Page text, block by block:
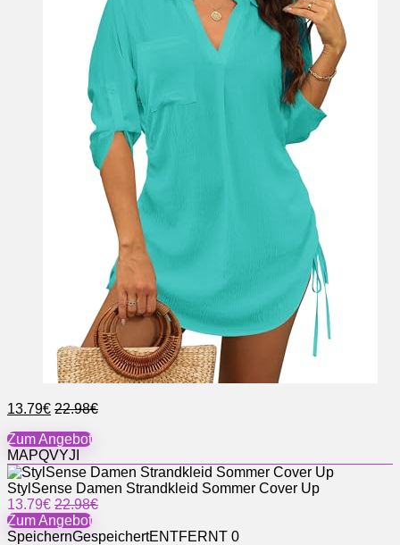
13.79€ 22.98€
Zum Angebot
MAPQVYJI
StylSense Damen Strandkleid Sommer Cover Up
13.79€ 22.98€
Zum Angebot
SpeichernGespeichertENTFERNT 0